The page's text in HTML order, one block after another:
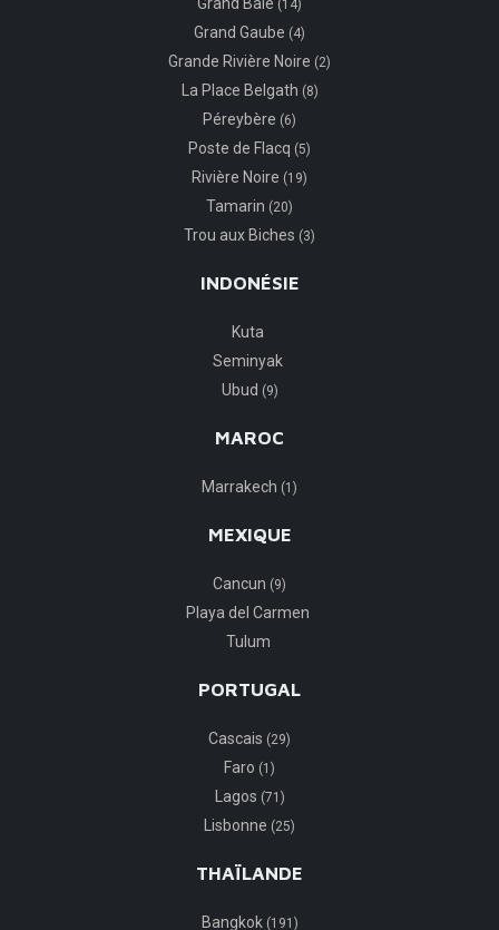
Grand Baie (14)
Grand Gaube (4)
Grande Rivière Noire (2)
La Place Belgath (8)
Péreybère (6)
Poste de Flacq (5)
Rivière Noire (19)
Tamarin (20)
Trou aux Biches (3)
INDONÉSIE
Kuta
Seminyak
Ubud (9)
MAROC
Marrakech (1)
MEXIQUE
Cancun (9)
Playa del Carmen
Tulum
PORTUGAL
Cascais (29)
Faro (1)
Lagos (71)
Lisbonne (25)
THAÏLANDE
Bangkok (191)